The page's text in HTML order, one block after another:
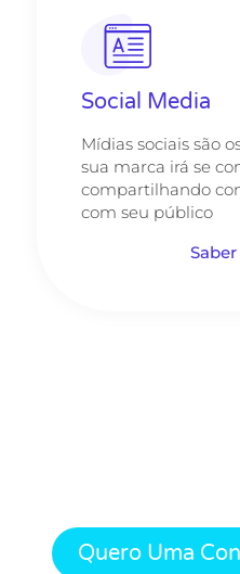
Social Media
Mídias sociais são
sua marca irá se
compartilhando
com seu público
Quero Uma